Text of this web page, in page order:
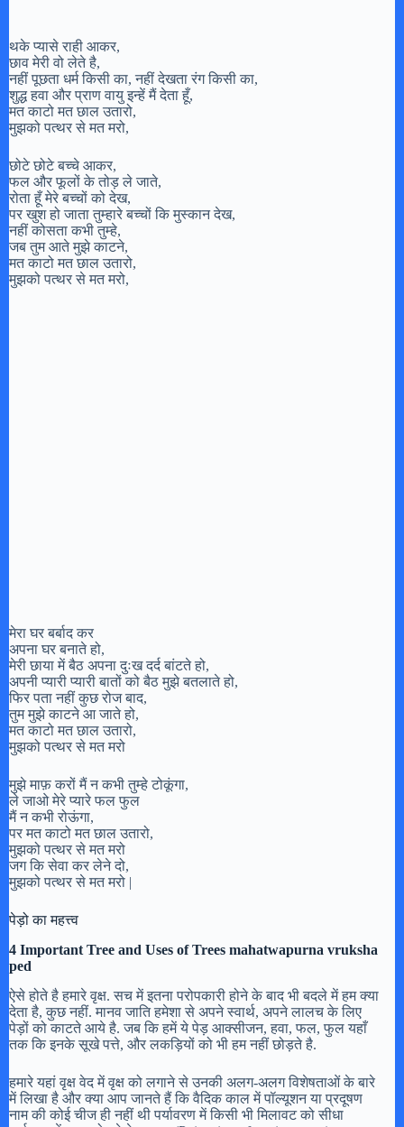
थके प्यासे राही आकर,
छाव मेरी वो लेते है,
नहीं पूछता धर्म किसी का, नहीं देखता रंग किसी का,
शुद्ध हवा और प्राण वायु इन्हें मैं देता हूँ,
मत काटो मत छाल उतारो,
मुझको पत्थर से मत मरो,
छोटे छोटे बच्चे आकर,
फल और फूलों के तोड़ ले जाते,
रोता हूँ मेरे बच्चों को देख,
पर खुश हो जाता तुम्हारे बच्चों कि मुस्कान देख,
नहीं कोसता कभी तुम्हे,
जब तुम आते मुझे काटने,
मत काटो मत छाल उतारो,
मुझको पत्थर से मत मरो,
मेरा घर बर्बाद कर
अपना घर बनाते हो,
मेरी छाया में बैठ अपना दुःख दर्द बांटते हो,
अपनी प्यारी प्यारी बातों को बैठ मुझे बतलाते हो,
फिर पता नहीं कुछ रोज बाद,
तुम मुझे काटने आ जाते हो,
मत काटो मत छाल उतारो,
मुझको पत्थर से मत मरो
मुझे माफ़ करों मैं न कभी तुम्हे टोकूंगा,
ले जाओ मेरे प्यारे फल फुल
मैं न कभी रोऊंगा,
पर मत काटो मत छाल उतारो,
मुझको पत्थर से मत मरो
जग कि सेवा कर लेने दो,
मुझको पत्थर से मत मरो |
पेड़ो का महत्त्व
4 Important Tree and Uses of Trees mahatwapurna vruksha
ped
ऐसे होते है हमारे वृक्ष. सच में इतना परोपकारी होने के बाद भी बदले में हम क्या
देता है, कुछ नहीं. मानव जाति हमेशा से अपने स्वार्थ, अपने लालच के लिए
पेड़ों को काटते आये है. जब कि हमें ये पेड़ आक्सीजन, हवा, फल, फुल यहाँ
तक कि इनके सूखे पत्ते, और लकड़ियों को भी हम नहीं छोड़ते है.
हमारे यहां वृक्ष वेद में वृक्ष को लगाने से उनकी अलग-अलग विशेषताओं के बारे
में लिखा है और क्या आप जानते हैं कि वैदिक काल में पॉल्यूशन या प्रदूषण
नाम की कोई चीज ही नहीं थी पर्यावरण में किसी भी मिलावट को सीधा